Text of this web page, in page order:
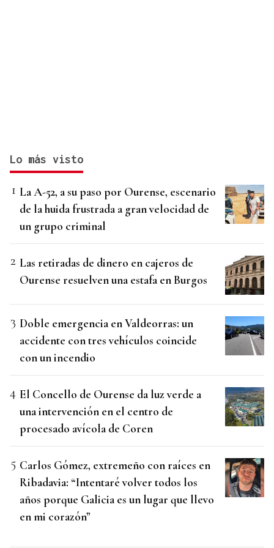
Lo más visto
La A-52, a su paso por Ourense, escenario
de la huida frustrada a gran velocidad de
un grupo criminal
Las retiradas de dinero en cajeros de
Ourense resuelven una estafa en Burgos
Doble emergencia en Valdeorras: un
accidente con tres vehículos coincide
con un incendio
El Concello de Ourense da luz verde a
una intervención en el centro de
procesado avícola de Coren
Carlos Gómez, extremeño con raíces en
Ribadavia: “Intentaré volver todos los
años porque Galicia es un lugar que llevo
en mi corazón”